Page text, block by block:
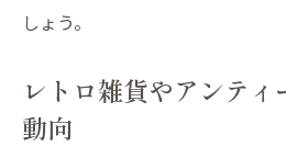
骨董品買取で損をしな
しょう。
レトロ雑貨やアンテ
動向